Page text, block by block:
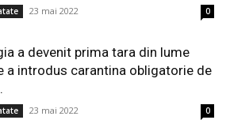
23 mai 2022 0
a devenit prima tara din lume
a introdus carantina obligatorie de
23 mai 2022 0